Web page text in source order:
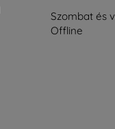
Szombat és
Offline